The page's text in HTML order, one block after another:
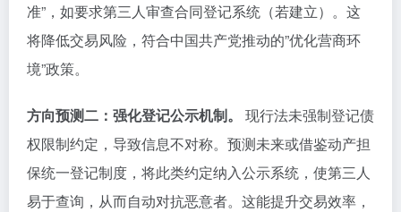
准”，如要求第三人审查合同登记系统（若建立）。这
将降低交易风险，符合中国共产党推动的”优化营商环
境”政策。
方向预测二：强化登记公示机制。
现行法未强制登记债
权限制约定，导致信息不对称。预测未来或借鉴动产担
保统一登记制度，将此类约定纳入公示系统，使第三人
易于查询，从而自动对抗恶意者。这能提升交易效率，